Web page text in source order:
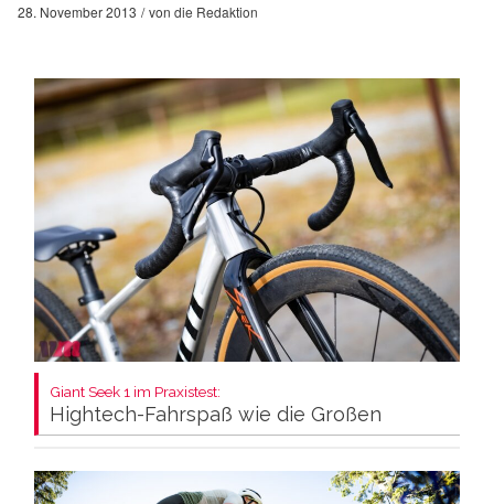
28. November 2013 von die Redaktion
Giant Seek 1 im Praxistest:
Hightech-Fahrspaß wie die Großen